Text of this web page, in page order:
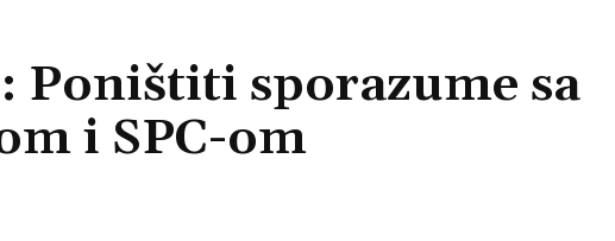
Poništiti sporazume sa
i SPC-om